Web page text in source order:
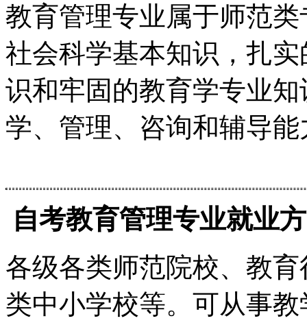
教育管理专业属于师范
社会科学基本知识，扎
识和牢固的教育学专业
学、管理、咨询和辅导
自考教育管理专业就业
各级各类师范院校、教
类中小学校等。可从事